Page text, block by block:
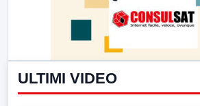
ULTIMI VIDEO